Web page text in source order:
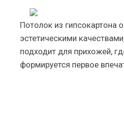
Потолок из гипсокартона
эстетическими
подходит для прихожей,
формируется первое